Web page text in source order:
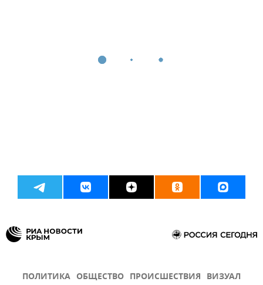
ПОЛИТИКА ОБЩЕСТВО ПРОИСШЕСТВИЯ ВИЗУАЛ